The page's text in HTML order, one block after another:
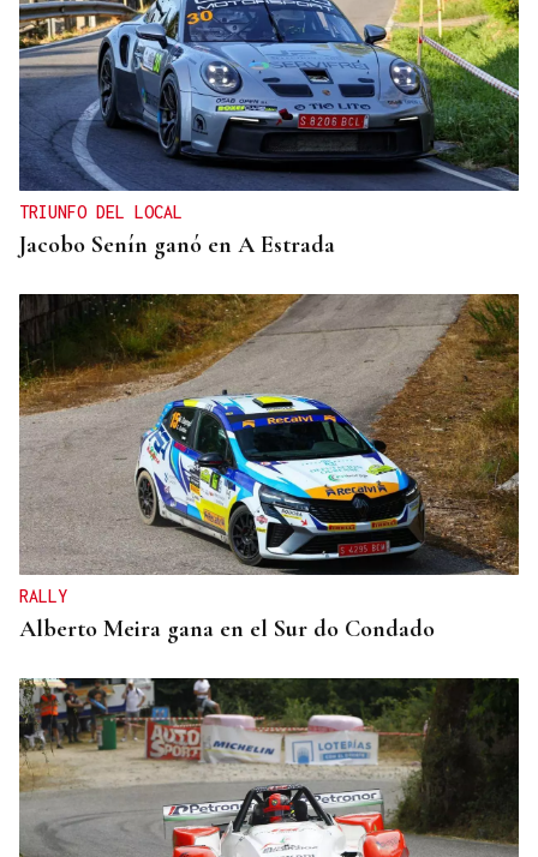
TRIUNFO DEL LOCAL
Jacobo Senín ganó en A Estrada
RALLY
Alberto Meira gana en el Sur do Condado